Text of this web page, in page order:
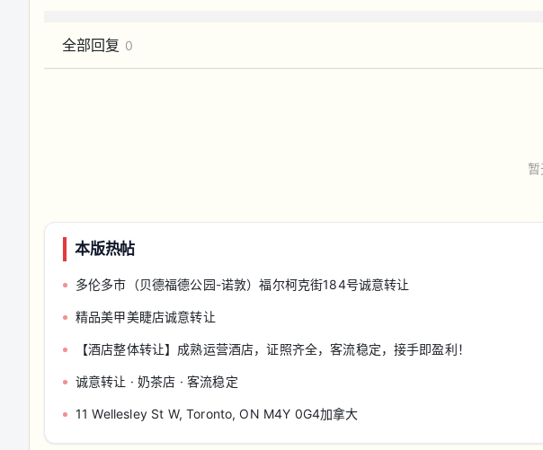
全部回复 0
本版热帖
多伦多市（贝德福德公园-诺敦）福尔柯克街1​​84号诚意转让
精品美甲美睫店诚意转让
【酒店整体转让】成熟运营酒店，证照齐全，客流稳定，接手即盈利！
诚意转让 · 奶茶店 · 客流稳定
11 Wellesley St W, Toronto, ON M4Y 0G4加拿大